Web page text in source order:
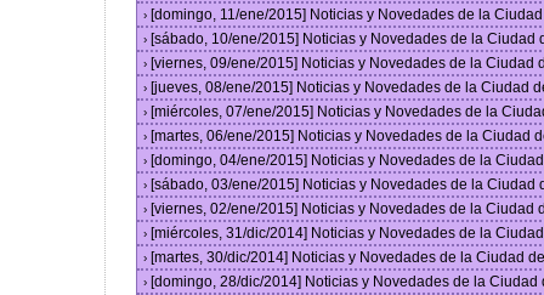
› [domingo, 11/ene/2015] Noticias y Novedades de la
› [sábado, 10/ene/2015] Noticias y Novedades de la Ciudad
› [viernes, 09/ene/2015] Noticias y Novedades de la Ciudad
› [jueves, 08/ene/2015] Noticias y Novedades de la Ciudad
› [miércoles, 07/ene/2015] Noticias y Novedades de la
› [martes, 06/ene/2015] Noticias y Novedades de la Ciudad
› [domingo, 04/ene/2015] Noticias y Novedades de la
› [sábado, 03/ene/2015] Noticias y Novedades de la Ciudad
› [viernes, 02/ene/2015] Noticias y Novedades de la Ciudad
› [miércoles, 31/dic/2014] Noticias y Novedades de la
› [martes, 30/dic/2014] Noticias y Novedades de la Ciudad
› [domingo, 28/dic/2014] Noticias y Novedades de la